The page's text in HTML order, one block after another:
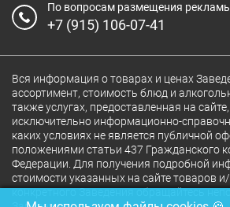
По вопросам размещения
+7 (915) 106-07-41
Вся информация о товарах и ценах
ассортимент, стоимость блюд и
также услугах, предоставленная на
исключительно информационно-
каких условиях не является публичной
положениями статьи 437 Гражданского
Федерации. Для получения подробной
стоимости указанных на сайте товаров
конкретного Заведения обращайтесь